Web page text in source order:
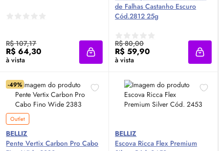
R$ 107,17
R$ 64,30
à vista Adicionar à sacola
de Falhas Castanho Escuro
Cód.2812 25g
R$ 80,00
R$ 59,90
à vista
-49%
Outlet
BELLIZ
Pente Vertix Carbon Pro Cabo
BELLIZ
Escova Ricca Flex Premium